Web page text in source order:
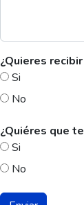
¿Quieres
Si
No
¿Quiéres que
Si
No